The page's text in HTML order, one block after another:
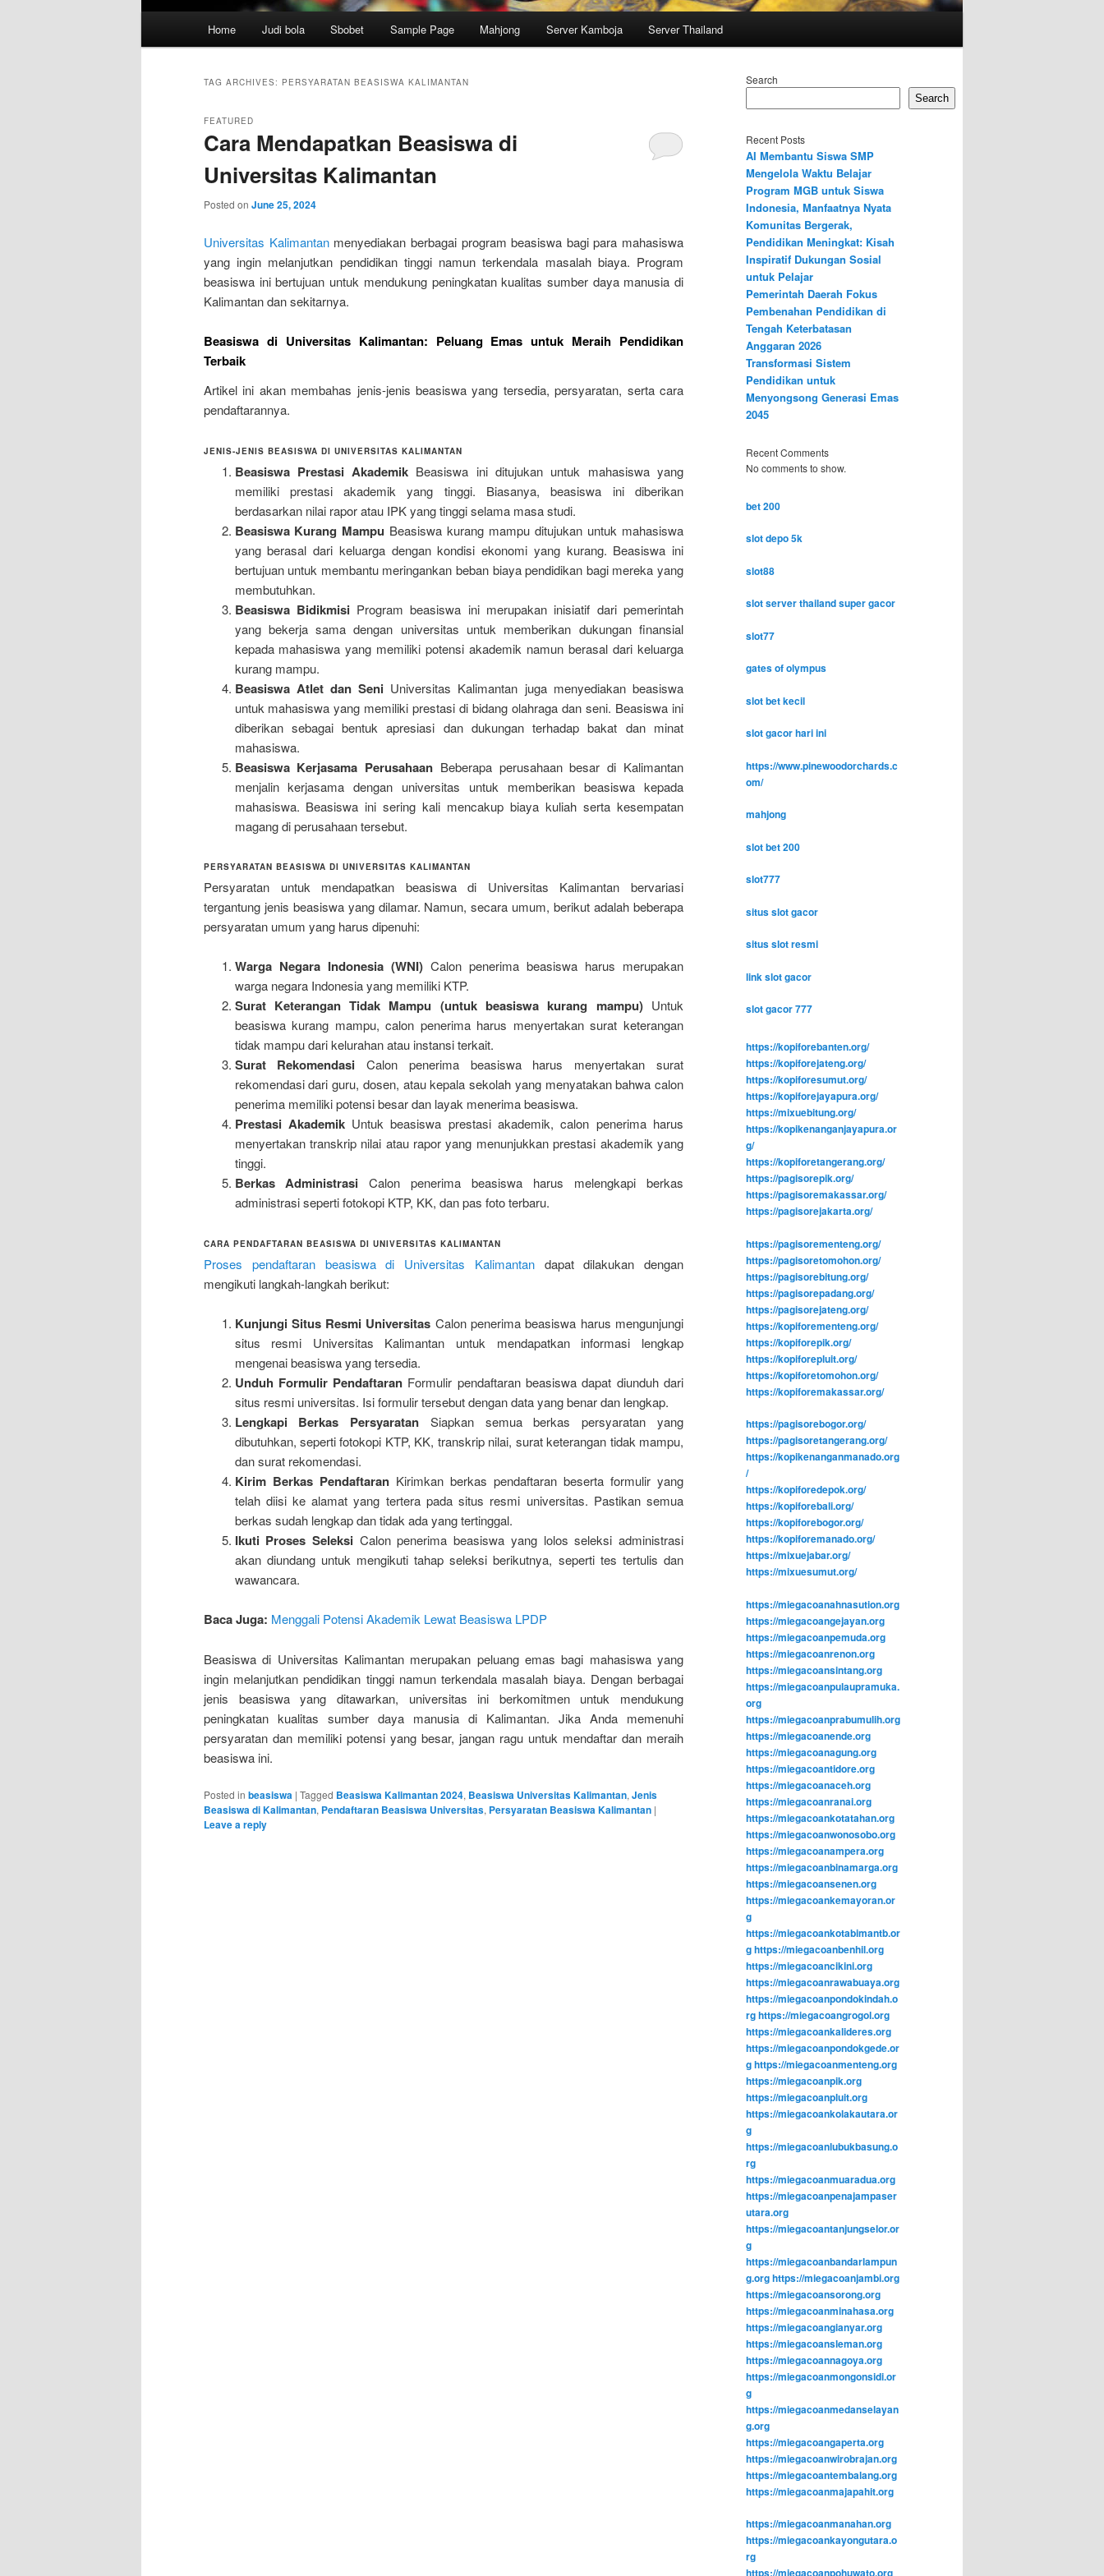
Home Judi bola Sbobet Sample Page Mahjong Server Kamboja Server Thailand
TAG ARCHIVES: PERSYARATAN BEASISWA KALIMANTAN
Cara Mendapatkan Beasiswa di
Universitas Kalimantan
FEATURED
Posted on June 25, 2024
Universitas Kalimantanmenyediakan berbagai program beasiswa bagi para mahasiswa
yang ingin melanjutkan pendidikan tinggi namun terkendala masalah biaya. Program
beasiswa ini bertujuan untuk mendukung peningkatan kualitas sumber daya manusia di
Kalimantan dan sekitarnya.
Beasiswa di Universitas Kalimantan: Peluang Emas untuk Meraih Pendidikan
Terbaik
Artikel ini akan membahas jenis-jenis beasiswa yang tersedia, persyaratan, serta cara
pendaftarannya.
JENIS-JENIS BEASISWA DI UNIVERSITAS KALIMANTAN
Beasiswa Prestasi Akademik Beasiswa ini ditujukan untuk mahasiswa yang
memiliki prestasi akademik yang tinggi. Biasanya, beasiswa ini diberikan
berdasarkan nilai rapor atau IPK yang tinggi selama masa studi.
Beasiswa Kurang Mampu Beasiswa kurang mampu ditujukan untuk mahasiswa
yang berasal dari keluarga dengan kondisi ekonomi yang kurang. Beasiswa ini
bertujuan untuk membantu meringankan beban biaya pendidikan bagi mereka yang
membutuhkan.
Beasiswa BidikmisiProgram beasiswa ini merupakan inisiatif dari pemerintah
yang bekerja sama dengan universitas untuk memberikan dukungan finansial
kepada mahasiswa yang memiliki potensi akademik namun berasal dari keluarga
kurang mampu.
Beasiswa Atlet dan Seni Universitas Kalimantan juga menyediakan beasiswa
untuk mahasiswa yang memiliki prestasi di bidang olahraga dan seni. Beasiswa ini
diberikan sebagai bentuk apresiasi dan dukungan terhadap bakat dan minat
mahasiswa.
Beasiswa Kerjasama Perusahaan Beberapa perusahaan besar di Kalimantan
menjalin kerjasama dengan universitas untuk memberikan beasiswa kepada
mahasiswa. Beasiswa ini sering kali mencakup biaya kuliah serta kesempatan
magang di perusahaan tersebut.
PERSYARATAN BEASISWA DI UNIVERSITAS KALIMANTAN
Persyaratan untuk mendapatkan beasiswa di Universitas Kalimantan bervariasi
tergantung jenis beasiswa yang dilamar. Namun, secara umum, berikut adalah beberapa
persyaratan umum yang harus dipenuhi:
Warga Negara Indonesia (WNI)Calon penerima beasiswa harus merupakan
warga negara Indonesia yang memiliki KTP.
Surat Keterangan Tidak Mampu (untuk beasiswa kurang mampu)Untuk
beasiswa kurang mampu, calon penerima harus menyertakan surat keterangan
tidak mampu dari kelurahan atau instansi terkait.
Surat Rekomendasi Calon penerima beasiswa harus menyertakan surat
rekomendasi dari guru, dosen, atau kepala sekolah yang menyatakan bahwa calon
penerima memiliki potensi besar dan layak menerima beasiswa.
Prestasi AkademikUntuk beasiswa prestasi akademik, calon penerima harus
menyertakan transkrip nilai atau rapor yang menunjukkan prestasi akademik yang
tinggi.
Berkas Administrasi Calon penerima beasiswa harus melengkapi berkas
administrasi seperti fotokopi KTP, KK, dan pas foto terbaru.
CARA PENDAFTARAN BEASISWA DI UNIVERSITAS KALIMANTAN
Proses pendaftaran beasiswa di Universitas Kalimantandapat dilakukan dengan
mengikuti langkah-langkah berikut:
Kunjungi Situs Resmi Universitas Calon penerima beasiswa harus mengunjungi
situs resmi Universitas Kalimantan untuk mendapatkan informasi lengkap
mengenai beasiswa yang tersedia.
Unduh Formulir Pendaftaran Formulir pendaftaran beasiswa dapat diunduh dari
situs resmi universitas. Isi formulir tersebut dengan data yang benar dan lengkap.
Lengkapi Berkas Persyaratan Siapkan semua berkas persyaratan yang
dibutuhkan, seperti fotokopi KTP, KK, transkrip nilai, surat keterangan tidak mampu,
dan surat rekomendasi.
Kirim Berkas PendaftaranKirimkan berkas pendaftaran beserta formulir yang
telah diisi ke alamat yang tertera pada situs resmi universitas. Pastikan semua
berkas sudah lengkap dan tidak ada yang tertinggal.
Ikuti Proses SeleksiCalon penerima beasiswa yang lolos seleksi administrasi
akan diundang untuk mengikuti tahap seleksi berikutnya, seperti tes tertulis dan
wawancara.
Baca Juga: Menggali Potensi Akademik Lewat Beasiswa LPDP
Beasiswa di Universitas Kalimantan merupakan peluang emas bagi mahasiswa yang
ingin melanjutkan pendidikan tinggi namun terkendala masalah biaya. Dengan berbagai
jenis beasiswa yang ditawarkan, universitas ini berkomitmen untuk mendukung
peningkatan kualitas sumber daya manusia di Kalimantan. Jika Anda memenuhi
persyaratan dan memiliki potensi yang besar, jangan ragu untuk mendaftar dan meraih
beasiswa ini.
Posted in beasiswa | Tagged Beasiswa Kalimantan 2024, Beasiswa Universitas Kalimantan, Jenis
Beasiswa di Kalimantan, Pendaftaran Beasiswa Universitas, Persyaratan Beasiswa Kalimantan |
Leave a reply
Search
Search
Recent Posts
AI Membantu Siswa SMP
Mengelola Waktu Belajar
Program MGB untuk Siswa
Indonesia, Manfaatnya Nyata
Komunitas Bergerak,
Pendidikan Meningkat: Kisah
Inspiratif Dukungan Sosial
untuk Pelajar
Pemerintah Daerah Fokus
Pembenahan Pendidikan di
Tengah Keterbatasan
Anggaran 2026
Transformasi Sistem
Pendidikan untuk
Menyongsong Generasi Emas
2045
Recent Comments
No comments to show.
bet 200
slot depo 5k
slot88
slot server thailand super gacor
slot77
gates of olympus
slot bet kecil
slot gacor hari ini
https://www.pinewoodorchards.c
om/
mahjong
slot bet 200
slot777
situs slot gacor
situs slot resmi
link slot gacor
slot gacor 777
https://kopiforebanten.org/
https://kopiforejateng.org/
https://kopiforesumut.org/
https://kopiforejayapura.org/
https://mixuebitung.org/
https://kopikenanganjayapura.or
g/
https://kopiforetangerang.org/
https://pagisorepik.org/
https://pagisoremakassar.org/
https://pagisorejakarta.org/
https://pagisorementeng.org/
https://pagisoretomohon.org/
https://pagisorebitung.org/
https://pagisorepadang.org/
https://pagisorejateng.org/
https://kopiforementeng.org/
https://kopiforepik.org/
https://kopiforepluit.org/
https://kopiforetomohon.org/
https://kopiforemakassar.org/
https://pagisorebogor.org/
https://pagisoretangerang.org/
https://kopikenanganmanado.org
/
https://kopiforedepok.org/
https://kopiforebali.org/
https://kopiforebogor.org/
https://kopiforemanado.org/
https://mixuejabar.org/
https://mixuesumut.org/
https://miegacoanahnasution.org
https://miegacoangejayan.org
https://miegacoanpemuda.org
https://miegacoanrenon.org
https://miegacoansintang.org
https://miegacoanpulaupramuka.
org
https://miegacoanprabumulih.org
https://miegacoanende.org
https://miegacoanagung.org
https://miegacoantidore.org
https://miegacoanaceh.org
https://miegacoanranai.org
https://miegacoankotatahan.org
https://miegacoanwonosobo.org
https://miegacoanampera.org
https://miegacoanbinamarga.org
https://miegacoansenen.org
https://miegacoankemayoran.or
g
https://miegacoankotabimantb.or
ghttps://miegacoanbenhil.org
https://miegacoancikini.org
https://miegacoanrawabuaya.org
https://miegacoanpondokindah.o
rghttps://miegacoangrogol.org
https://miegacoankalideres.org
https://miegacoanpondokgede.or
ghttps://miegacoanmenteng.org
https://miegacoanpik.org
https://miegacoanpluit.org
https://miegacoankolakautara.or
g
https://miegacoanlubukbasung.o
rg
https://miegacoanmuaradua.org
https://miegacoanpenajampaser
utara.org
https://miegacoantanjungselor.or
g
https://miegacoanbandarlampun
g.orghttps://miegacoanjambi.org
https://miegacoansorong.org
https://miegacoanminahasa.org
https://miegacoangianyar.org
https://miegacoansleman.org
https://miegacoannagoya.org
https://miegacoanmongonsidi.or
g
https://miegacoanmedanselayan
g.org
https://miegacoangaperta.org
https://miegacoanwirobrajan.org
https://miegacoantembalang.org
https://miegacoanmajapahit.org
https://miegacoanmanahan.org
https://miegacoankayongutara.o
rg